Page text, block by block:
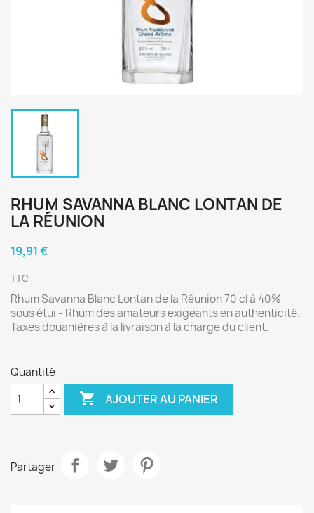
RHUM SAVANNA BLANC LONTAN DE
LA RÉUNION
19,91 €
TTC
Rhum Savanna Blanc Lontan de la Réunion 70 cl à 40%
sous étui - Rhum des amateurs exigeants en authenticité.
Taxes douanières à la livraison à la charge du client.
Quantité
 AJOUTER AU PANIER
Partager